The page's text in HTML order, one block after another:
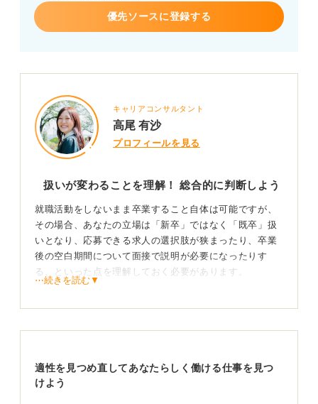
優先ソースに登録する
キャリアコンサルタント
高尾 有沙
プロフィールを見る
扱いが変わることを理解！ 総合的に判断しよう
就職活動をしないまま卒業すること自体は可能ですが、
その場合、あなたの立場は「新卒」ではなく「既卒」扱
いとなり、応募できる求人の選択肢が狭まったり、卒業
後の空白期間について面接で説明が必要になったりす
る、といった点を理解しておく必要があります。
が大切です。
せて行動していきましょう。
⋯続きを読む▼
適性を見つめ直してあなたらしく働ける仕事を見つ
けよう